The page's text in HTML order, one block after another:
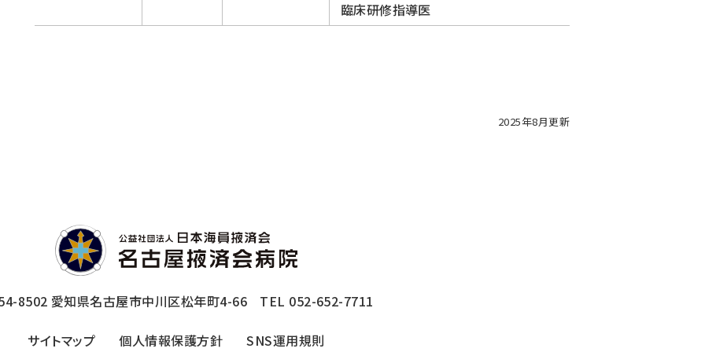
臨床研修指導医
2025年8月更新
8502 愛知県名古屋市中川区松年町4-66 TEL 052-652-7711
サイトマップ 個人情報保護方針 SNS運用規則